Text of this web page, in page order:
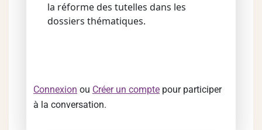
la réforme des tutelles dans les
dossiers thématiques.
Connexion ou Créer un compte pour participer
à la conversation.